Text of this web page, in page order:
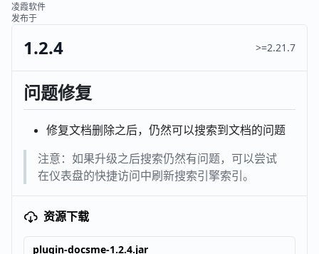
凌霞软件
发布于
1.2.4 >=2.21.7
问题修复
修复文档删除之后，仍然可以搜索到文档的问题
注意：如果升级之后搜索仍然有问题，可以尝试
在仪表盘的快捷访问中刷新搜索引擎索引。
资源下载
plugin-docsme-1.2.4.jar